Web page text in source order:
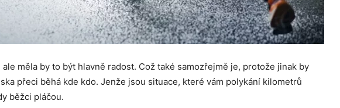
měla by to být hlavně radost. Což také samozřejmě je, protože jinak by
přeci běhá kde kdo. Jenže jsou situace, které vám polykání kilometrů
běžci pláčou.